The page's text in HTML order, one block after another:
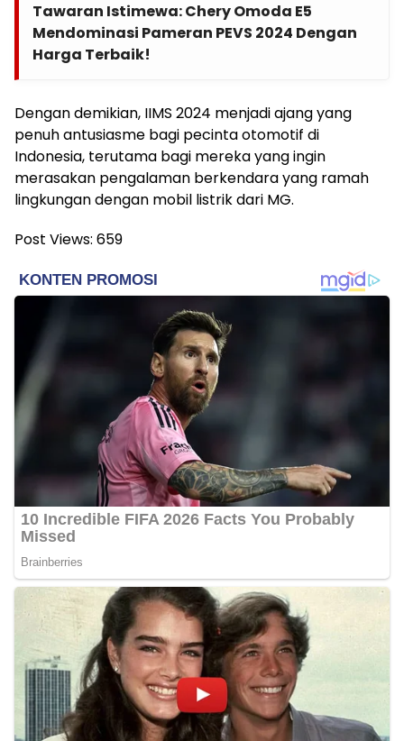
Tawaran Istimewa: Chery Omoda E5
Mendominasi Pameran PEVS 2024 Dengan
Harga Terbaik!
Dengan demikian, IIMS 2024 menjadi ajang yang
penuh antusiasme bagi pecinta otomotif di
Indonesia, terutama bagi mereka yang ingin
merasakan pengalaman berkendara yang ramah
lingkungan dengan mobil listrik dari MG.
Post Views: 659